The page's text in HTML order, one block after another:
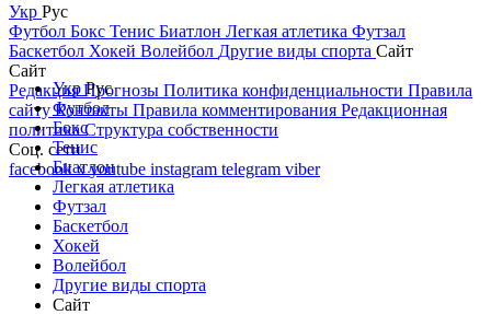
Укр Рус
Футбол Бокс Тенис Биатлон Легкая атлетика Футзал
Баскетбол Хокей Волейбол Другие виды спорта Сайт
Сайт
РедакцияПрогнозы Политика конфиденциальности Правила
сайтуКонтакты Правила комментирования Редакционная
политикаСтруктура собственности
Соц. сети
facebookxyoutube instagram telegram viber
УкрРус
Футбол
Бокс
Тенис
Биатлон
Легкая атлетика
Футзал
Баскетбол
Хокей
Волейбол
Другие виды спорта
Сайт